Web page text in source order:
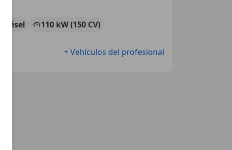
Diésel
110 kW (150 CV)
+ Vehículos del profesional